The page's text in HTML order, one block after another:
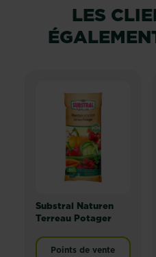
LES
Substral Naturen
Terreau Potager
Points de vente